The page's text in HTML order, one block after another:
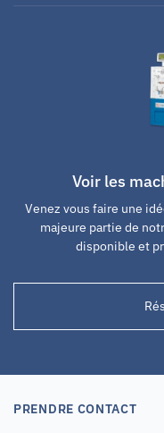
Voir les
Venez vous faire une
majeure partie de
disponible et
PRENDRE CONTACT